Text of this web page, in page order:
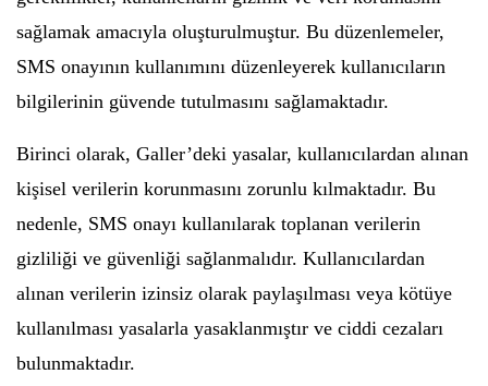
sağlamak amacıyla oluşturulmuştur. Bu düzenlemeler,
SMS onayının kullanımını düzenleyerek kullanıcıların
bilgilerinin güvende tutulmasını sağlamaktadır.
Birinci olarak, Galler’deki yasalar, kullanıcılardan alınan
kişisel verilerin korunmasını zorunlu kılmaktadır. Bu
nedenle, SMS onayı kullanılarak toplanan verilerin
gizliliği ve güvenliği sağlanmalıdır. Kullanıcılardan
alınan verilerin izinsiz olarak paylaşılması veya kötüye
kullanılması yasalarla yasaklanmıştır ve ciddi cezaları
bulunmaktadır.